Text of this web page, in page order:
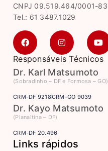
CNPJ 09.519.464/0001-83
Tel.: 61 3487.1029
Responsáveis Técnicos
Dr. Karl Matsumoto
(Sobradinho – DF e Formosa – GO)
CRM-DF 9218CRM-GO 9039
Dr. Kayo Matsumoto
(Planaltina – DF)
CRM-DF 20.496
Links rápidos